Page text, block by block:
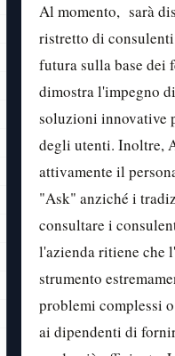
Al momento, sarà
ristretto di
futura sulla base dei
dimostra l'impegno
soluzioni innovative
degli utenti. Inoltre,
attivamente il
"Ask" anziché i
consultare i
l'azienda ritiene che
strumento
problemi complessi
ai dipendenti di